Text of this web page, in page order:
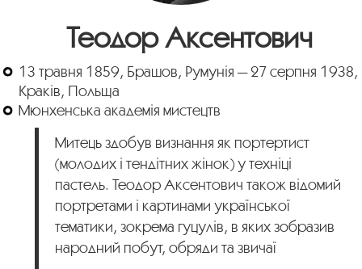
Теодор Аксентович
13 травня 1859, Брашов, Румунія — 27 серпня 1938,
Краків, Польща
Мюнхенська академія мистецтв
Митець здобув визнання як портертист
(молодих і тендітних жінок) у техніці
пастель. Теодор Аксентович також відомий
портретами і картинами української
тематики, зокрема гуцулів, в яких зобразив
народний побут, обряди та звичаї